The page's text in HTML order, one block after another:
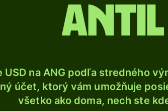
Antil
USD na ANG podľa stredného
účet, ktorý vám umožňuje
všetko ako doma, nech ste